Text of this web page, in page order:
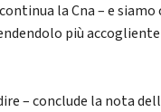
la Cna – e siamo
più
– conclude la nota